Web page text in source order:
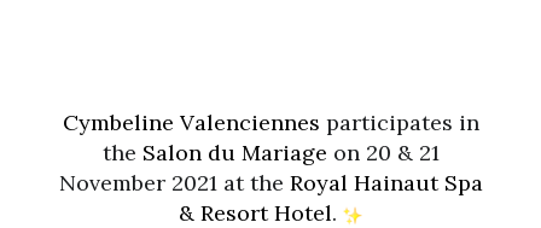
Cymbeline Valenciennes participates in
the Salon du Mariage on 20 & 21
November 2021 at the Royal Hainaut Spa
& Resort Hotel.